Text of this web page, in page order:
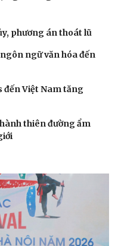
phương án thoát lũ
ngữ văn hóa đến
đến Việt Nam tăng
thiên đường ẩm